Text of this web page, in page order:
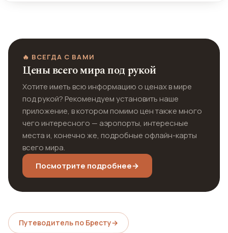
🔥 ВСЕГДА С ВАМИ
Цены всего мира под рукой
Хотите иметь всю информацию о ценах в мире
под рукой? Рекомендуем установить наше
приложение, в котором помимо цен также много
чего интересного — аэропорты, интересные
места и, конечно же, подробные офлайн-карты
всего мира.
Посмотрите подробнее→
Путеводитель по Бресту→